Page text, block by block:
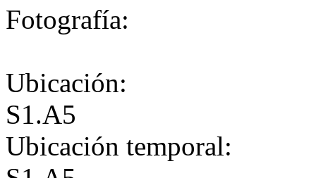
Fotografía:
Ubicación:
S1.A5
Ubicación temporal: